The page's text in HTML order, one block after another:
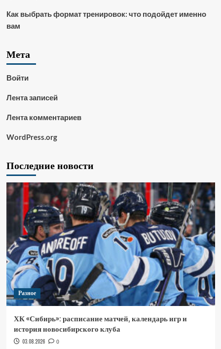
Как выбрать формат тренировок: что подойдет именно
вам
Мета
Войти
Лента записей
Лента комментариев
WordPress.org
Последние новости
Разное
ХК «Сибирь»: расписание матчей, календарь игр и
история новосибирского клуба
03.08.2026 0